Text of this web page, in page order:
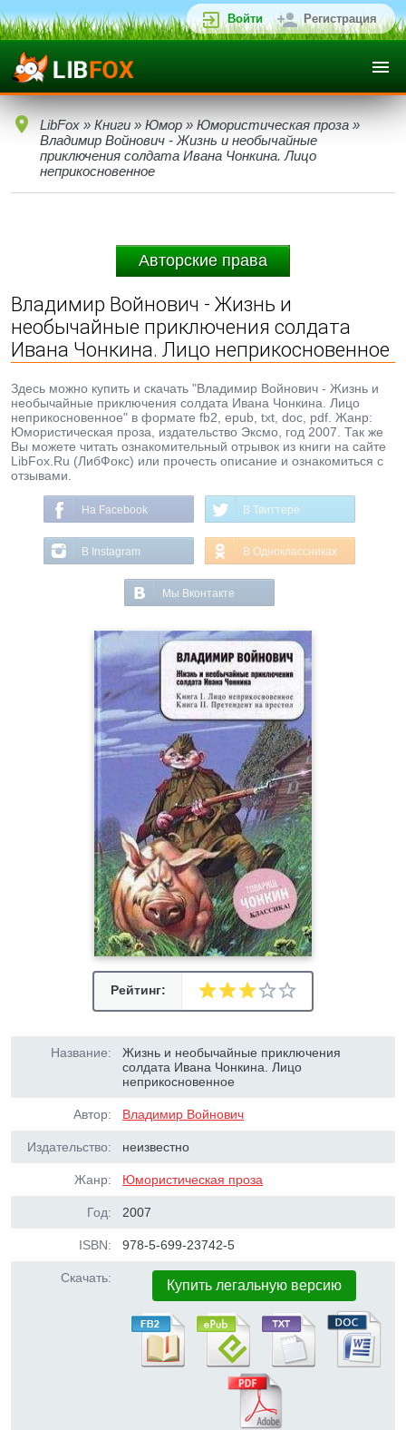
Войти Регистрация
LibFox » Книги » Юмор » Юмористическая проза »
Владимир Войнович - Жизнь и необычайные
приключения солдата Ивана Чонкина. Лицо
неприкосновенное
Авторские права
Владимир Войнович - Жизнь и
необычайные приключения солдата
Ивана Чонкина. Лицо неприкосновенное
Здесь можно купить и скачать "Владимир Войнович - Жизнь и
необычайные приключения солдата Ивана Чонкина. Лицо
неприкосновенное" в формате fb2, epub, txt, doc, pdf. Жанр:
Юмористическая проза, издательство Эксмо, год 2007. Так же
Вы можете читать ознакомительный отрывок из книги на сайте
LibFox.Ru (ЛибФокс) или прочесть описание и ознакомиться с
отзывами.
На Facebook В Твиттере
В Instagram В Одноклассниках
Мы Вконтакте
Рейтинг:
Название:
Жизнь и необычайные приключения
солдата Ивана Чонкина. Лицо
неприкосновенное
Автор: Владимир Войнович
Издательство: неизвестно
Жанр: Юмористическая проза
Год: 2007
ISBN: 978-5-699-23742-5
Скачать: Купить легальную версию